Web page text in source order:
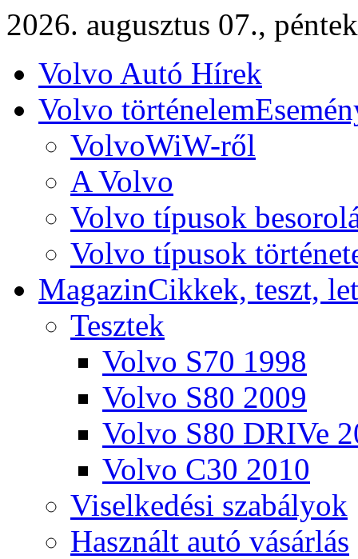
2026. augusztus 07., péntek
Volvo Autó Hírek
Volvo történelem
VolvoWiW-ről
A Volvo
Volvo típusok
Volvo típusok
MagazinCikkek, teszt,
Tesztek
Volvo S70 1998
Volvo S80 2009
Volvo S80 DRIVe
Volvo C30 2010
Viselkedési szabályok
Használt autó vásárlás